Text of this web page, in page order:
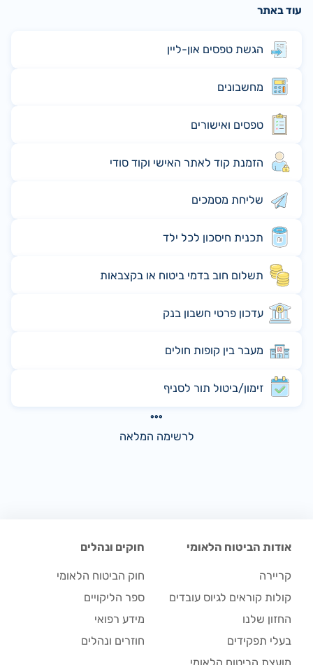
עוד באתר
הגשת טפסים און-ליין
מחשבונים
טפסים ואישורים
הזמנת קוד לאתר האישי וקוד סודי
שליחת מסמכים
תכנית חיסכון לכל ילד
תשלום חוב בדמי ביטוח או בקצבאות
עדכון פרטי חשבון בנק
מעבר בין קופות חולים
זימון/ביטול תור לסניף
לרשימה המלאה
אודות הביטוח הלאומי
קריירה
קולות קוראים לגיוס עובדים
החזון שלנו
בעלי תפקידים
מועצת הביטוח הלאומי
חוקים ונהלים
חוק הביטוח הלאומי
ספר הליקויים
מידע רפואי
חוזרים ונהלים